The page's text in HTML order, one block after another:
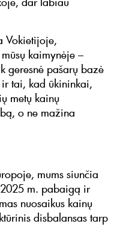
Vokietijoje,
kaimynėje –
geresnė pašarų bazė
tai, kad ūkininkai,
metų kainų
o ne mažina
mums siunčia
m. pabaigą ir
nuosaikus kainų
disbalansas tarp